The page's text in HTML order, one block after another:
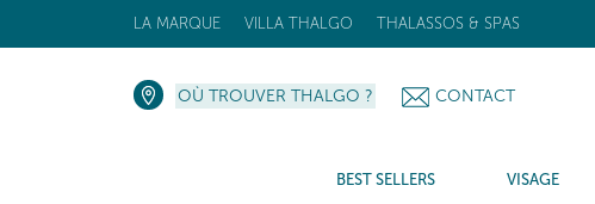
LA MARQUE VILLA THALGO THALASSOS & SPAS
OÙ TROUVER THALGO ? CONTACT
BEST SELLERS VISAGE